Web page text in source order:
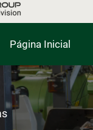
Página Inicial